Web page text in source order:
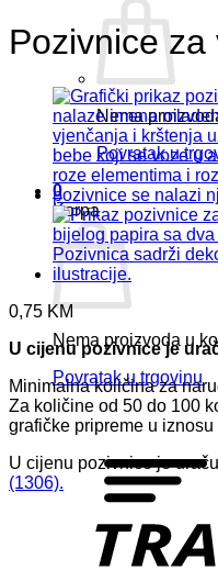
Nema
Povratak u
0
Korpa
Nema proizvoda u
Povratak u trgovinu
Pozivnice
0,75 KM
U cijenu pozivnice je
Minimalna količina za
Za količine od 50 do 100
grafičke pripreme u iznosu
U cijenu pozivnice je
(1306).